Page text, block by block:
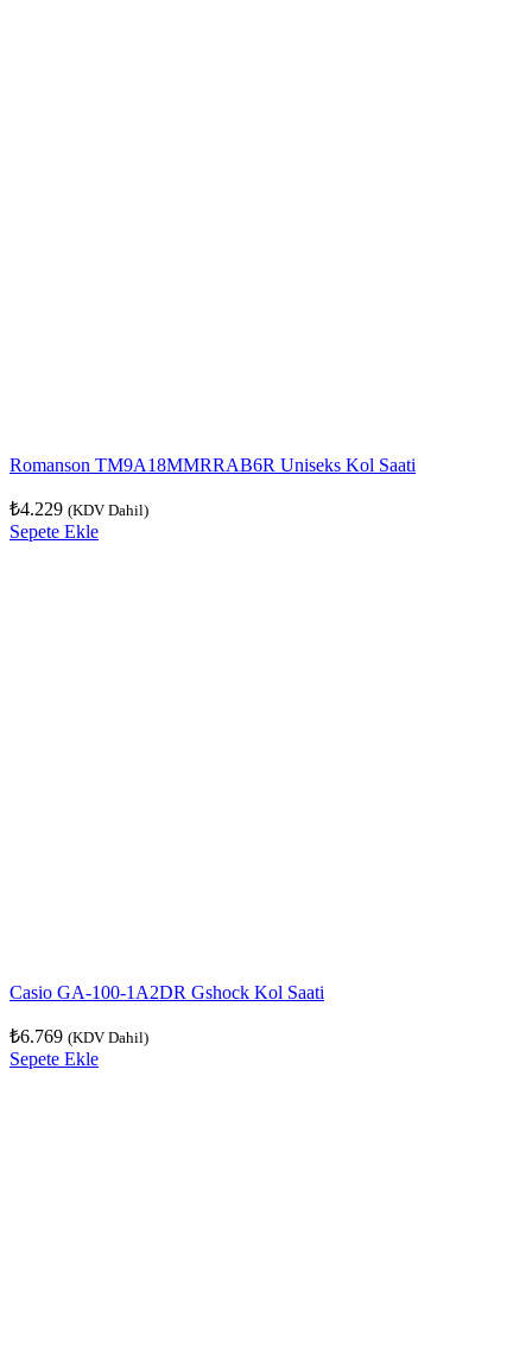
Romanson TM9A18MMRRAB6R Uniseks Kol Saati
₺4.229 (KDV Dahil)
Sepete Ekle
Casio GA-100-1A2DR Gshock Kol Saati
₺6.769 (KDV Dahil)
Sepete Ekle